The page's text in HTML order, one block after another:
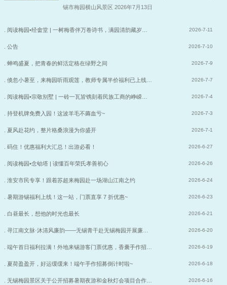
锡市梅园横山风景区 2026年7月13日
. 阅读梅园•经畬堂 | 一树梅香伴万卷诗书，满园清韵藏岁… 2026-7-11
. 公告 2026-7-10
. 蝉鸣盛夏，把青春的鲜活定格在绿野之间 2026-7-9
. 倏忽小暑至，来梅园听雨观莲，教师专属半价福利已上线… 2026-7-7
. 阅读梅园•宗敬别墅 | 一砖一瓦皆镌刻着民族工商的峥嵘… 2026-7-4
. 持登机牌免费入园！这波羊毛不薅血亏~ 2026-7-3
. 夏风赴花约，整片格桑浪漫为你盛开 2026-7-1
. 码住！优惠福利大汇总！出游必看！ 2026-6-27
. 阅读梅园•念劬塔 | 读懂百年荣氏孝善初心 2026-6-26
. 淮安市民专享！跟着苏超来梅园赴一场湖山江南之约 2026-6-24
. 暑期游锡福利上线！这一站，门票直享 7 折优惠~ 2026-6-23
. 白昼最长，想他的时光也最长 2026-6-21
. 寻江南文脉·沐清风廉韵——无锡青干赴无锡梅园开展廉… 2026-6-20
. 端午首日福利拉满！外地来锡游客门票优惠，香囊手作招… 2026-6-19
. 夏荷盈盈开，好运缓缓来！端午手作招募倒计时啦~ 2026-6-18
. 无锡梅园景区关于公开招募暑期夜游和金秋灯会项目合作… 2026-6-16